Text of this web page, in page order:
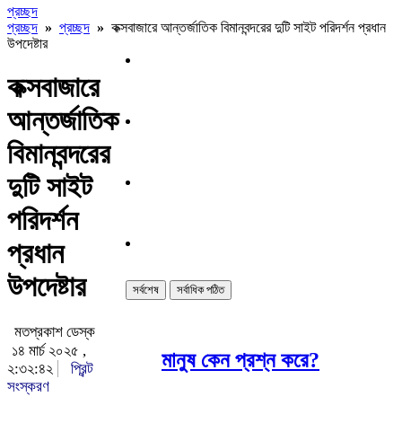
প্রচ্ছদ
প্রচ্ছদ » প্রচ্ছদ » কক্সবাজারে আন্তর্জাতিক বিমানবন্দরের দুটি সাইট পরিদর্শন প্রধান
উপদেষ্টার
কক্সবাজারে
আন্তর্জাতিক
বিমানবন্দরের
দুটি সাইট
পরিদর্শন
প্রধান
উপদেষ্টার
মতপ্রকাশ ডেস্ক
১৪ মার্চ ২০২৫ ,
২:৩২:৪২
প্রিন্ট
সংস্করণ
সর্বশেষ সর্বাধিক পঠিত
মানুষ কেন প্রশ্ন করে?